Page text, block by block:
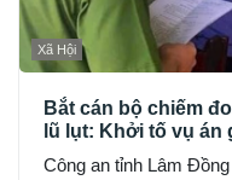
Xã Hội
Bắt cán bộ chiếm
lũ lụt: Khởi tố vụ
Công an tỉnh Lâm